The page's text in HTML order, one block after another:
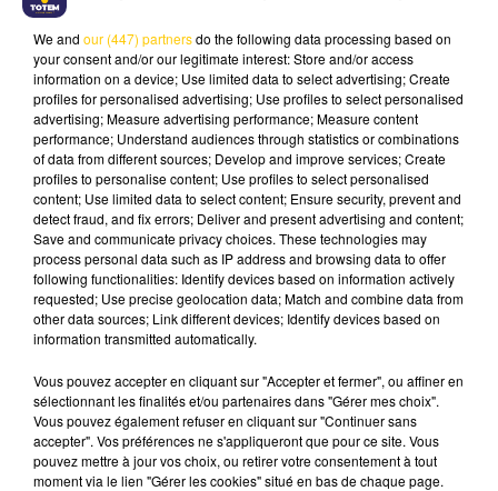
28 mai 2025 - 7 min 33 sec
L'INFO DE LA DORDOGNE DU 28/05/25
À 12H00
Ecoutez sur Totem l'information à Tulle, Brive,
dans le Nord du Lot et le pays sarladais avec les
reportages de nos journalistes sur le terrain.
We and our (447) partnersdo the following data processing based on
your consent and/or our legitimate interest: Store and/or access
information on a device; Use limited data to select advertising; Create
profiles for personalised advertising; Use profiles to select personalised
advertising; Measure advertising performance; Measure content
performance; Understand audiences through statistics or combinations
of data from different sources; Develop and improve services; Create
profiles to personalise content; Use profiles to select personalised
content; Use limited data to select content; Ensure security, prevent and
detect fraud, and fix errors; Deliver and present advertising and content;
Save and communicate privacy choices. These technologies may
process personal data such as IP address and browsing data to offer
following functionalities: Identify devices based on information actively
requested; Use precise geolocation data; Match and combine data from
other data sources; Link different devices; Identify devices based on
information transmitted automatically.
Vous pouvez accepter en cliquant sur "Accepter et fermer", ou affiner en
sélectionnant les finalités et/ou partenaires dans "Gérer mes choix".
Vous pouvez également refuser en cliquant sur "Continuer sans
accepter". Vos préférences ne s'appliqueront que pour ce site. Vous
pouvez mettre à jour vos choix, ou retirer votre consentement à tout
moment via le lien "Gérer les cookies" situé en bas de chaque page.